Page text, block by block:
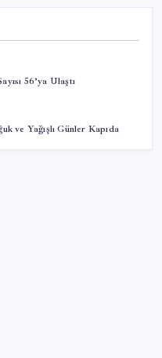
56’ya Ulaştı
ve Yağışlı Günler Kapıda